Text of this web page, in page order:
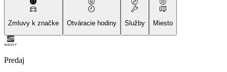
Zmluvy k značke Otváracie hodiny Služby Miesto
Predaj